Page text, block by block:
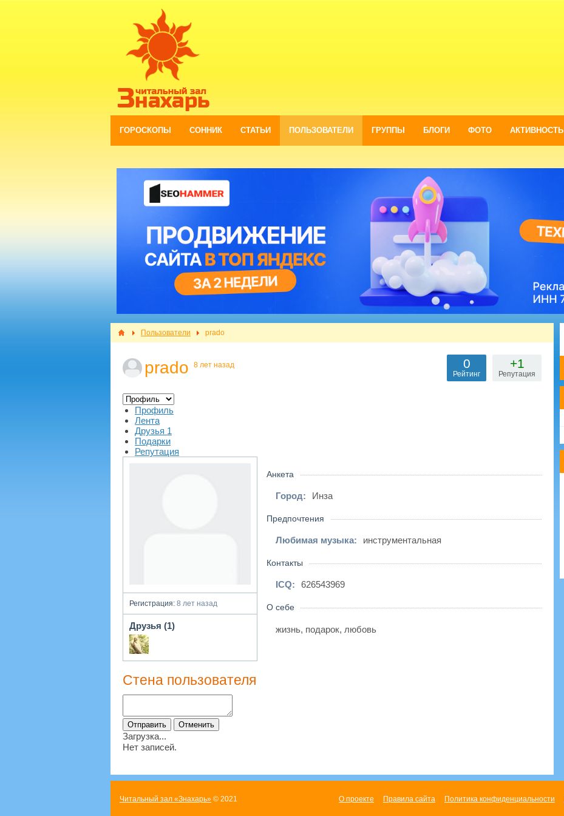
ГОРОСКОПЫ СОННИК СТАТЬИ ПОЛЬЗОВАТЕЛИ ГРУППЫ БЛОГИ ФОТО АКТИВНОСТЬ
Пользователи prado
prado 8 лет назад +1
Репутация
0
Рейтинг
Профиль
Лента
Друзья 1
Подарки
Репутация
Регистрация: 8 лет назад
Друзья (1)
Анкета
Город: Инза
Предпочтения
Любимая музыка: инструментальная
Контакты
ICQ: 626543969
О себе
жизнь, подарок, любовь
Стена пользователя
Загрузка...
Нет записей.
Читальный зал «Знахарь» © 2021 О проекте Правила сайта Политика конфиденциальности